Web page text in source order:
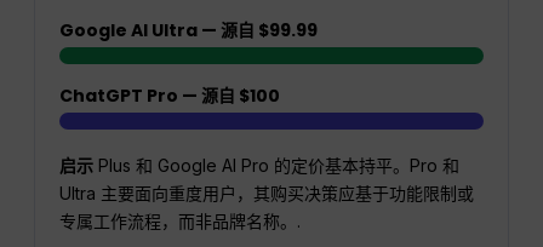
Google AI Ultra — 源自 $99.99
ChatGPT Pro — 源自 $100
启示 Plus 和 Google AI Pro 的定价基本持平。Pro 和
Ultra 主要面向重度用户，其购买决策应基于功能限制或
专属工作流程，而非品牌名称。.